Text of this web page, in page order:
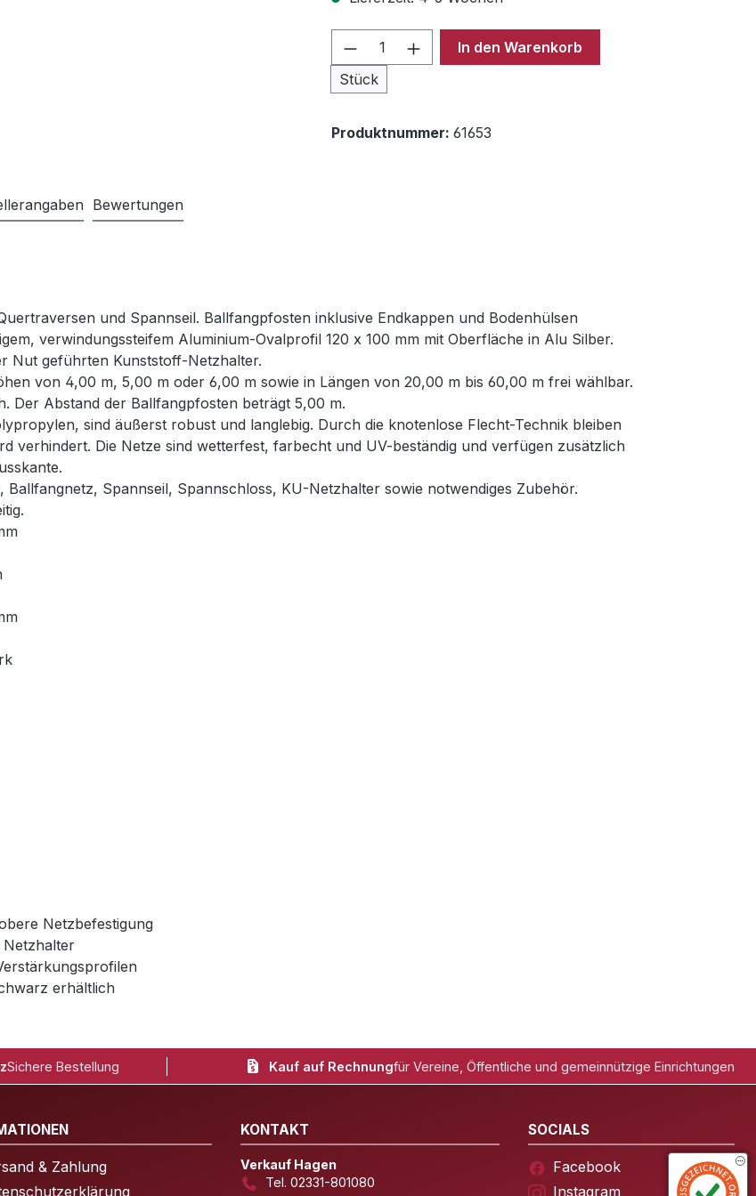
Produkt Anzahl: Gib den gewünschten
Stück
In den Warenkorb
Produktnummer:61653
Bewertungen
und Spannseil. Ballfangpfosten inklusive Endkappen und Bodenhülsen
verwindungssteifem Aluminium-Ovalprofil 120 x 100 mm mit Oberfläche in Alu Silber.
Nut geführten Kunststoff-Netzhalter.
von 4,00 m, 5,00 m oder 6,00 m sowie in Längen von 20,00 m bis 60,00 m frei wählbar.
Der Abstand der Ballfangpfosten beträgt 5,00 m.
sind äußerst robust und langlebig. Durch die knotenlose Flecht-Technik bleiben
verhindert. Die Netze sind wetterfest, farbecht und UV-beständig und verfügen zusätzlich
Ballfangnetz, Spannseil, Spannschloss, KU-Netzhalter sowie notwendiges Zubehör.
Netzbefestigung
Netzhalter
erhältlich
Sichere Bestellung Kauf auf Rechnungfür Vereine, Öffentliche und gemeinnützige Einrichtungen
& Zahlung
KONTAKT
Verkauf Hagen
Tel. 02331-801080
SOCIALS
Facebook
Instagram